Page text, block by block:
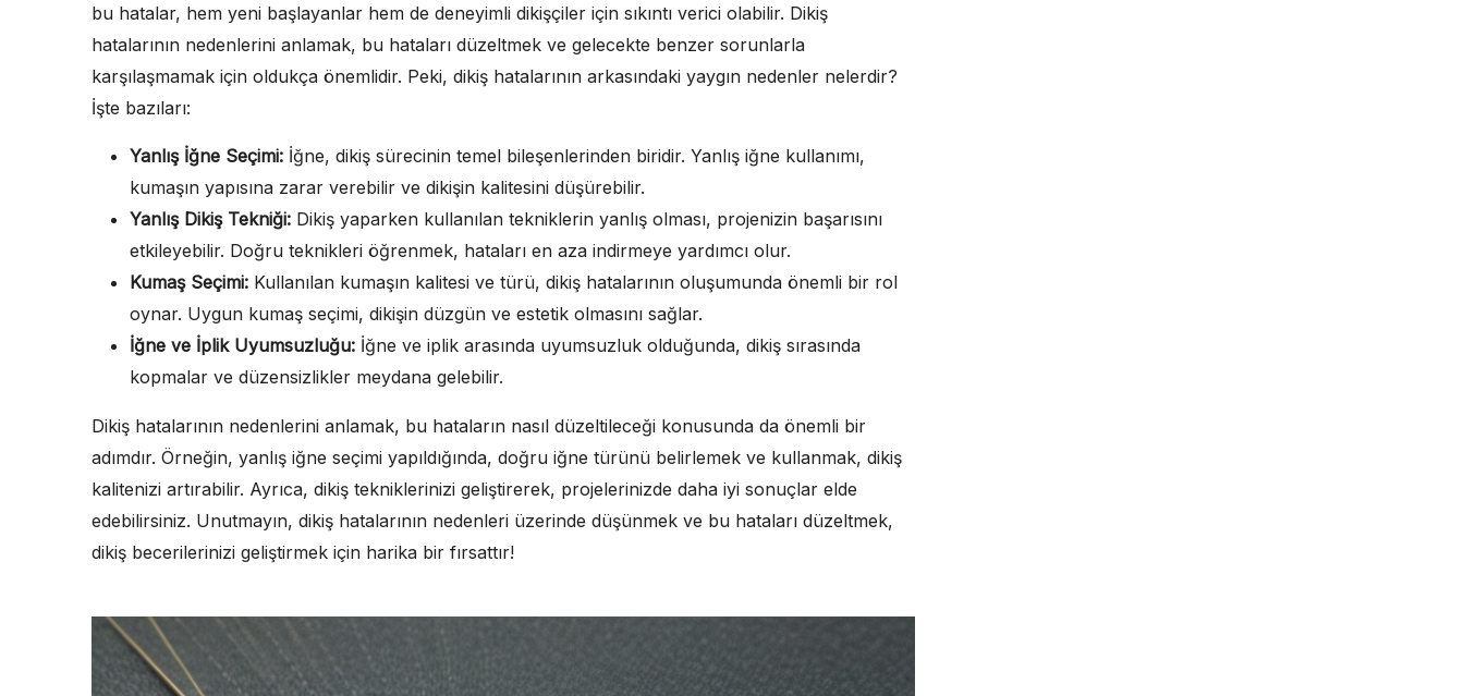
bu hatalar, hem yeni başlayanlar hem de deneyimli dikişçiler için sıkıntı verici olabilir. Dikiş
hatalarının nedenlerini anlamak, bu hataları düzeltmek ve gelecekte benzer sorunlarla
karşılaşmamak için oldukça önemlidir. Peki, dikiş hatalarının arkasındaki yaygın nedenler nelerdir?
İşte bazıları:
Yanlış İğne Seçimi: İğne, dikiş sürecinin temel bileşenlerinden biridir. Yanlış iğne kullanımı,
kumaşın yapısına zarar verebilir ve dikişin kalitesini düşürebilir.
Yanlış Dikiş Tekniği: Dikiş yaparken kullanılan tekniklerin yanlış olması, projenizin başarısını
etkileyebilir. Doğru teknikleri öğrenmek, hataları en aza indirmeye yardımcı olur.
Kumaş Seçimi: Kullanılan kumaşın kalitesi ve türü, dikiş hatalarının oluşumunda önemli bir rol
oynar. Uygun kumaş seçimi, dikişin düzgün ve estetik olmasını sağlar.
İğne ve İplik Uyumsuzluğu: İğne ve iplik arasında uyumsuzluk olduğunda, dikiş sırasında
kopmalar ve düzensizlikler meydana gelebilir.
Dikiş hatalarının nedenlerini anlamak, bu hataların nasıl düzeltileceği konusunda da önemli bir
adımdır. Örneğin, yanlış iğne seçimi yapıldığında, doğru iğne türünü belirlemek ve kullanmak, dikiş
kalitenizi artırabilir. Ayrıca, dikiş tekniklerinizi geliştirerek, projelerinizde daha iyi sonuçlar elde
edebilirsiniz. Unutmayın, dikiş hatalarının nedenleri üzerinde düşünmek ve bu hataları düzeltmek,
dikiş becerilerinizi geliştirmek için harika bir fırsattır!